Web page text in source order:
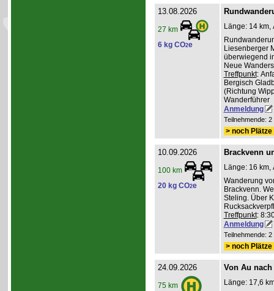
13.08.2026
27 km
6 kg CO2e
Länge: 14 km,
Liesenberger
überwiegend
Neue
Treffpunkt:
Bergisch
(Richtung
Wanderführer
Anmeldung
Teilnehmende:
> noch
10.09.2026
100 km
20 kg CO2e
Brackvenn
Länge: 16 km,
Wanderung
Brackvenn.
Steling. Über
Treffpunkt:
Anmeldung
Teilnehmende:
> noch
24.09.2026
75 km
Von Au
Länge: 17,6